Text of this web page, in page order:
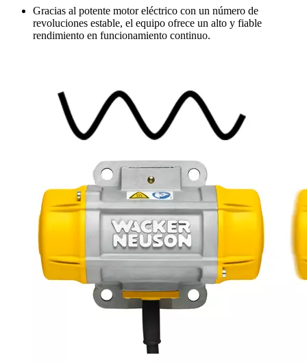
Gracias al potente motor eléctrico con un número de
revoluciones estable, el equipo ofrece un alto y fiable
rendimiento en funcionamiento continuo.